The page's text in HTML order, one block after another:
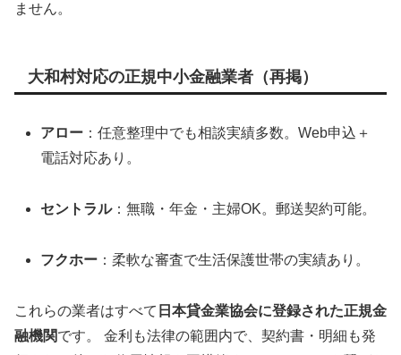
ません。
大和村対応の正規中小金融業者（再掲）
アロー ：任意整理中でも相談実績多数。Web申込＋
電話対応あり。
セントラル：無職・年金・主婦OK。郵送契約可能。
フクホー ：柔軟な審査で生活保護世帯の実績あり。
これらの業者はすべて 日本貸金業協会に登録された正規金
融機関です。 金利も法律の範囲内で、契約書・明細も発